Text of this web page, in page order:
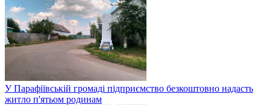
У Парафіївській громаді підприємство безкоштовно надасть
житло п'ятьом родинам